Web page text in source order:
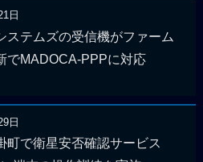
日
ステムズの受信機がファーム
でMADOCA-PPPに対応
日
町で衛星安否確認サービス